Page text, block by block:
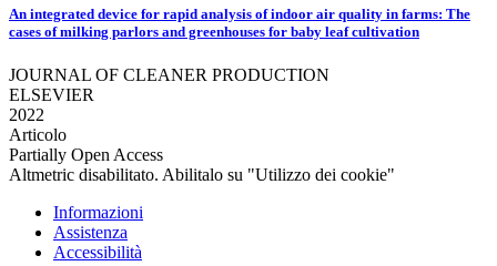
An integrated device for rapid analysis of indoor air quality in farms: The
cases of milking parlors and greenhouses for baby leaf cultivation
JOURNAL OF CLEANER PRODUCTION
ELSEVIER
2022
Articolo
Partially Open Access
Altmetric disabilitato. Abilitalo su "Utilizzo dei cookie"
Informazioni
Assistenza
Accessibilità